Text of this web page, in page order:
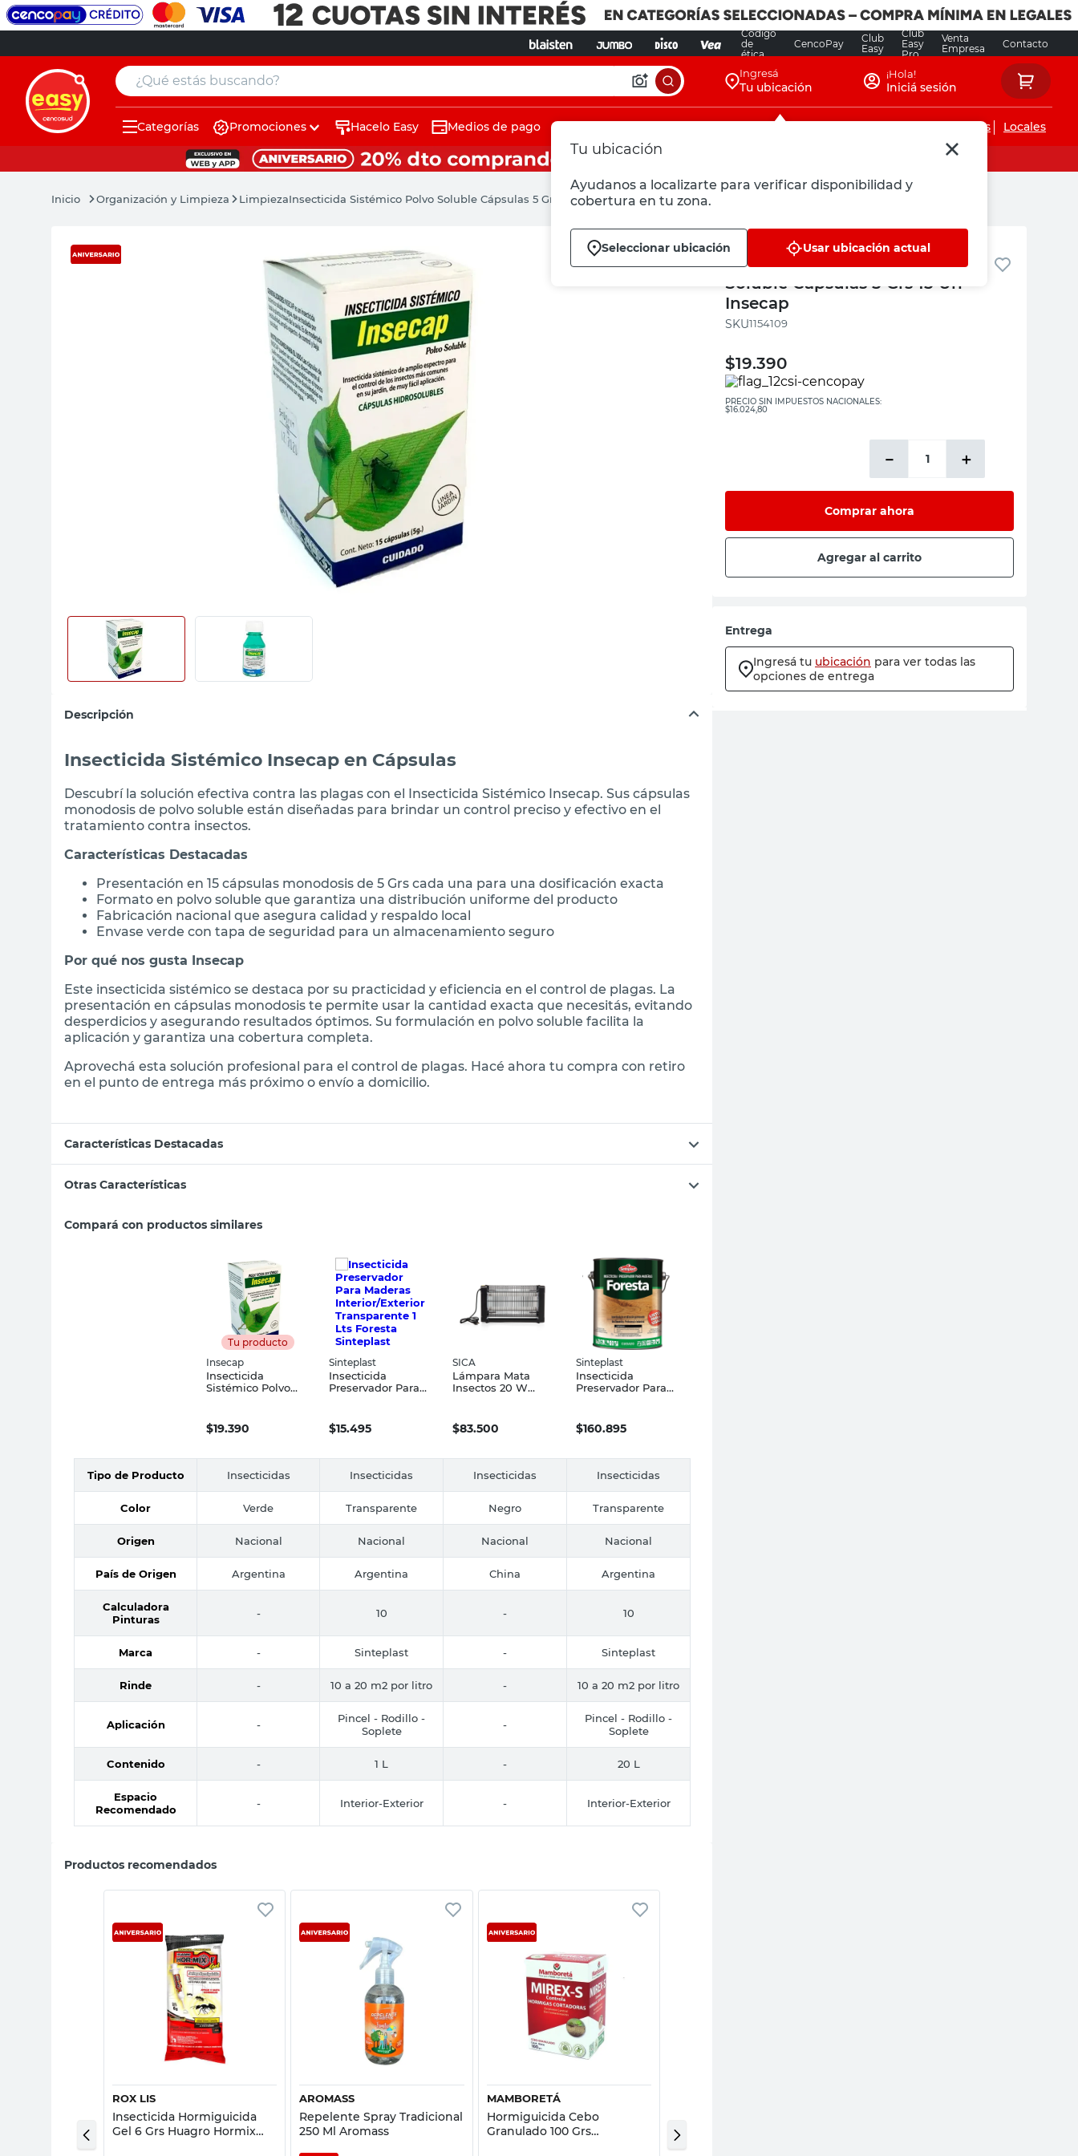
Código
de
ética
CencoPay
Club
Easy
Club
Easy
Pro
Venta
Empresa
Contacto
¿Qué estás buscando? Ingresá
Tu ubicación
Tu ubicación
Ayudanos a localizarte para verificar disponibilidad y
cobertura en tu zona.
Seleccionar ubicación Usar ubicación actual
¡Hola!
Iniciá sesión
Categorías Promociones Hacelo Easy Medios de pago Servicios de instalaciones Locales
Organización y Limpieza LimpiezaInsecticida Sistémico Polvo Soluble Cápsulas 5 Grs 15 Un Insecap
Descripción
Insecticida Sistémico Insecap en Cápsulas
Descubrí la solución efectiva contra las plagas con el Insecticida Sistémico Insecap. Sus cápsulas
monodosis de polvo soluble están diseñadas para brindar un control preciso y efectivo en el
tratamiento contra insectos.
Características Destacadas
Presentación en 15 cápsulas monodosis de 5 Grs cada una para una dosificación exacta
Formato en polvo soluble que garantiza una distribución uniforme del producto
Fabricación nacional que asegura calidad y respaldo local
Envase verde con tapa de seguridad para un almacenamiento seguro
Por qué nos gusta Insecap
Este insecticida sistémico se destaca por su practicidad y eficiencia en el control de plagas. La
presentación en cápsulas monodosis te permite usar la cantidad exacta que necesitás, evitando
desperdicios y asegurando resultados óptimos. Su formulación en polvo soluble facilita la
aplicación y garantiza una cobertura completa.
Aprovechá esta solución profesional para el control de plagas. Hacé ahora tu compra con retiro
en el punto de entrega más próximo o envío a domicilio.
Características Destacadas
Otras Características
Compará con productos similares
Tu producto
Insecap
Insecticida
Sistémico Polvo
$19.390
Sinteplast
Insecticida
Preservador Para
Transparente 1 Lts
Foresta Sinteplast
$15.495
SICA
Lámpara Mata
Insectos 20 W
$83.500
Sinteplast
Insecticida
Preservador Para
$160.895
Tipo de Producto Insecticidas Insecticidas Insecticidas Insecticidas
Color Verde Transparente Negro Transparente
Origen Nacional Nacional Nacional Nacional
País de Origen Argentina Argentina China Argentina
Calculadora
Pinturas
- 10 - 10
Marca - Sinteplast - Sinteplast
Rinde - 10 a 20 m2 por litro - 10 a 20 m2 por litro
Aplicación -
Pincel - Rodillo -
Soplete
-
Pincel - Rodillo -
Soplete
Contenido - 1 L - 20 L
Espacio
Recomendado
- Interior-Exterior - Interior-Exterior
Productos recomendados
Vista rápida
ROX LIS
Insecticida Hormiguicida
Gel 6 Grs Huagro Hormix
Vista rápida
AROMASS
Repelente Spray Tradicional
250 Ml Aromass
Vista rápida
MAMBORETÁ
Hormiguicida Cebo
Granulado 100 Grs
Mirex
Insecap
Insecticida Sistémico Polvo
Soluble Cápsulas 5 Grs 15 Un
Insecap
:1154109
$19.390
PRECIO SIN IMPUESTOS NACIONALES:
$16.024,80
＋
－
Comprar ahora
Agregar al carrito
Entrega
Ingresá tu ubicación para ver todas las
opciones de entrega
muebles